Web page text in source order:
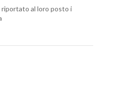
riportato al loro posto i